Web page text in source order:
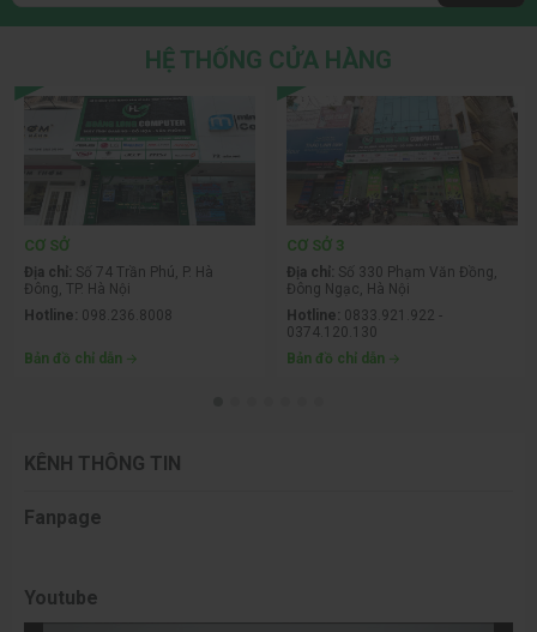
Mối Lo Ngại Về Thiết Bị CNTT Dự Án
Khi phê duyệt gói thầu máy tính dự án, CĐT, các nhà thầu
thường đối mặt với:
Sợ hàng "xào nấu", kém chất lượng:
Thiết bị không đồng bộ:
thanh quyết toán.
HỆ THỐNG CỬA HÀNG
CƠ SỞ
Địa chỉ: Số 74 Trần Phú, P. Hà
Đông, TP. Hà Nội
Hotline: 098.236.8008
Bản đồ chỉ dẫn
CƠ SỞ 3
Địa chỉ: Số 330 Phạm Văn Đồng,
Đông Ngạc, Hà Nội
Hotline: 0833.921.922 -
0374.120.130
Bản đồ chỉ dẫn
KÊNH THÔNG TIN
Fanpage
Youtube